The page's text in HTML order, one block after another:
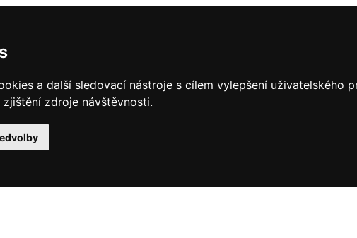
a další sledovací nástroje s cílem vylepšení uživatelského
zdroje návštěvnosti.